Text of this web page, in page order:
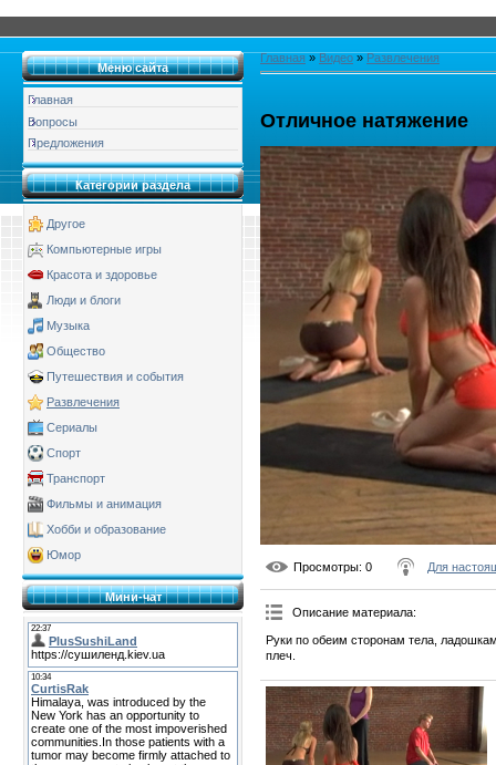
Меню сайта
Главная
Вопросы
Предложения
Категории раздела
Другое
Компьютерные игры
Красота и здоровье
Люди и блоги
Музыка
Общество
Путешествия и события
Развлечения
Сериалы
Спорт
Транспорт
Фильмы и анимация
Хобби и образование
Юмор
Мини-чат
Главная » Видео » Развлечения
Отличное натяжение
Просмотры: 0 Для
Описание материала:
Руки по обеим сторонам тела,
плеч.